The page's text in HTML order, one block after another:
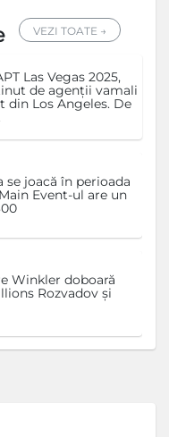
VEZI TOATE →
Las Vegas 2025,
de agenții vamali
din Los Angeles. De
se joacă în perioada
Event-ul are un
Winkler doboară
Rozvadov și